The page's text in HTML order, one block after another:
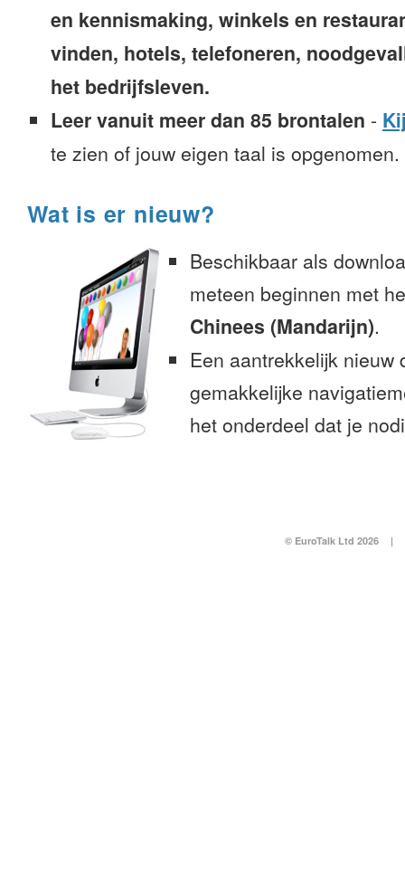
en kennismaking, winkels en
vinden, hotels, telefoneren,
het bedrijfsleven.
Leer vanuit meer dan 85 brontalen -
te zien of jouw eigen taal is opgenomen.
Wat is er nieuw?
Beschikbaar als
meteen beginnen met
Chinees (Mandarijn).
Een aantrekkelijk nieuw
gemakkelijke
het onderdeel dat je
© EuroTalk Ltd 2026 |